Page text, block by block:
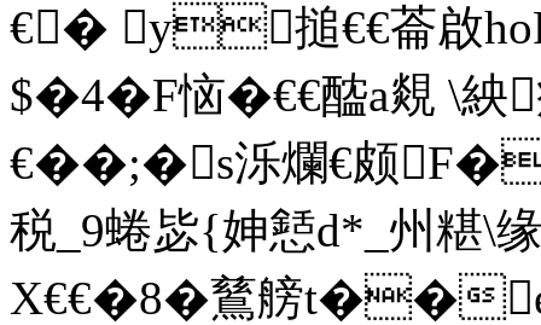
€� y搥€€菕啟
$�4�F恼�€€醓a覢 \紻
€��;�s泺爛€颇
税_9蜷毖{妽懖d*_州糂\
X€€�8�鶿艕t��